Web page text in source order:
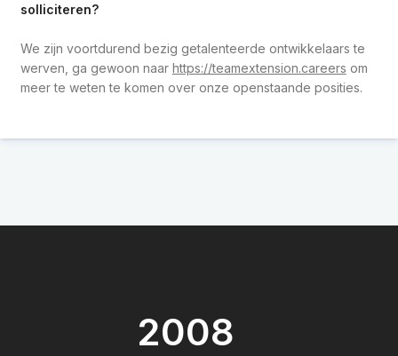
solliciteren?
We zijn voortdurend bezig getalenteerde ontwikkelaars te
werven, ga gewoon naar https://teamextension.careers om
meer te weten te komen over onze openstaande posities.
2008